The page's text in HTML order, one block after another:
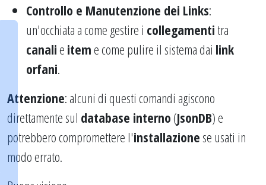
Controllo e Manutenzione dei Links:
un'occhiata a come gestire i collegamentitra
canali e item e come pulire il sistema dai link
orfani.
Attenzione: alcuni di questi comandi agiscono
direttamente sul database interno (JsonDB) e
potrebbero compromettere l'installazione se usati in
modo errato.